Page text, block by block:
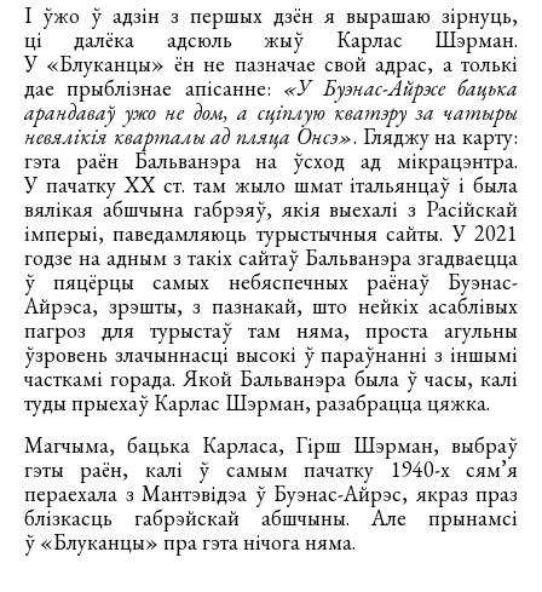
І ўжо ў адзін з першых дзён я вырашаю зірнуць,
ці далёка адсюль жыў Карлас Шэрман.
У «Блуканцы» ён не пазначае свой адрас, а толькі
дае прыблізнае апісанне: «У Буэнас-Айрэсе бацька
арандаваў ужо не дом, а сціплую кватэру за чатыры
невялікія кварталы ад пляца Онсэ». Гляджу на карту:
гэта раён Бальванэра на ўсход ад мікрацэнтра.
У пачатку ХХ ст. там жыло шмат італьянцаў і была
вялікая абшчына габрэяў, якія выехалі з Расійскай
імперыі, паведамляюць турыстычныя сайты. У 2021
годзе на адным з такіх сайтаў Бальванэра згадваецца
ў пяцёрцы самых небяспечных раёнаў Буэнас-
Айрэса, зрэшты, з пазнакай, што нейкіх асаблівых
пагроз для турыстаў там няма, проста агульны
ўзровень злачыннасці высокі ў параўнанні з іншымі
часткамі горада. Якой Бальванэра была ў часы, калі
туды прыехаў Карлас Шэрман, разабрацца цяжка.
Магчыма, бацька Карласа, Гірш Шэрман, выбраў
гэты раён, калі ў самым пачатку 1940-х сям’я
пераехала з Мантэвідэа ў Буэнас-Айрэс, якраз праз
блізкасць габрэйскай абшчыны. Але прынамсі
ў «Блуканцы» пра гэта нічога няма.